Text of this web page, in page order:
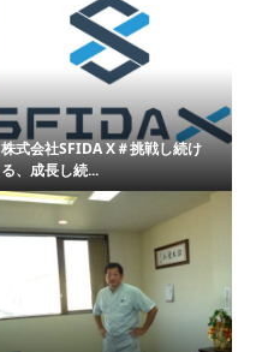
株式会社SFIDA X＃挑戦し続け
る、成長し続...